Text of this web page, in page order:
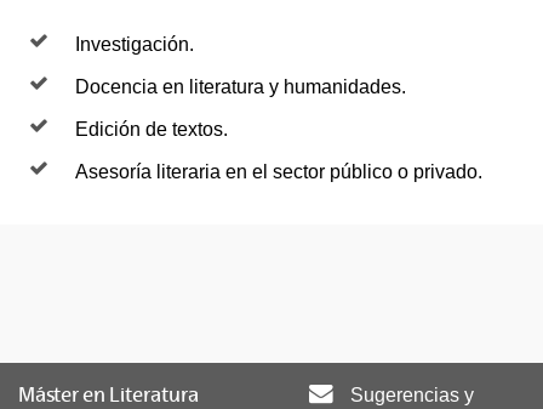
Investigación.
Docencia en literatura y humanidades.
Edición de textos.
Asesoría literaria en el sector público o privado.
Máster en Literatura
Sugerencias y